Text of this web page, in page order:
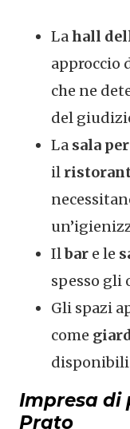
Lahall
approccio
che ne
del
La sala
il
Ilbar e le
spesso gli
Gli spazi
come
Impresa di
Prato